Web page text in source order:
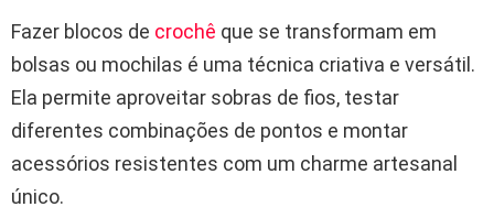
Fazer blocos de crochê que se transformam em
bolsas ou mochilas é uma técnica criativa e versátil.
Ela permite aproveitar sobras de fios, testar
diferentes combinações de pontos e montar
acessórios resistentes com um charme artesanal
único.